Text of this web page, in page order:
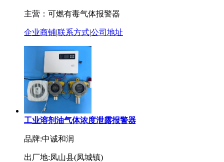
主营：可燃有毒气体报警器
企业商铺|联系方式|公司地址
工业溶剂油气体浓度泄露报警器
品牌:中诚和润
出厂地:凤山县(凤城镇)